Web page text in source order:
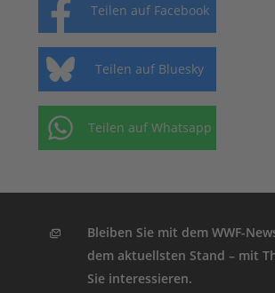
Teilen auf Facebook
Teilen auf Bluesky
Teilen auf Whatsapp
Bleiben Sie mit dem WWF-
dem aktuellsten Stand – mit
Sie interessieren.